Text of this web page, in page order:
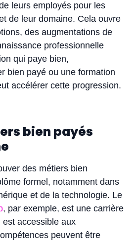
leurs employés pour les
de leur domaine. Cela ouvre
des augmentations de
professionnelle
qui paye bien,
bien payé ou une formation
accélérer cette progression.
bien payés
des métiers bien
formel, notamment dans
et de la technologie. Le
, par exemple, est une carrière
accessible aux
peuvent être